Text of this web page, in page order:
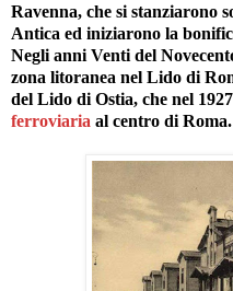
Ravenna, che si stanziarono
Antica ed iniziarono la
Negli anni Venti del
zona litoranea nel Lido di
del Lido di Ostia, che nel
ferroviaria al centro di Roma.